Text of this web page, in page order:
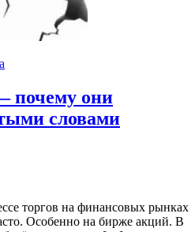
почему они
словами
торгов на финансовых рынках
Особенно на бирже акций. В